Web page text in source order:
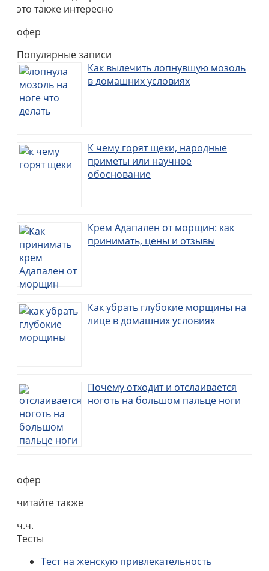
это также интересно
офер
Популярные записи
Как вылечить лопнувшую мозоль
в домашних условиях
К чему горят щеки, народные
приметы или научное
обоснование
Крем Адапален от морщин: как
принимать, цены и отзывы
Как убрать глубокие морщины на
лице в домашних условиях
Почему отходит и отслаивается
ноготь на большом пальце ноги
офер
читайте также
ч.ч.
Тесты
Тест на женскую привлекательность